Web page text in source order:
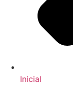
Inicial